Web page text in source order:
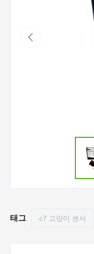
태그 c7 고양이 센서